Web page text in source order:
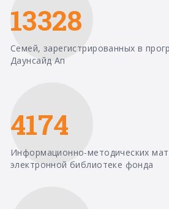
13328
Семей, зарегистрированных в
Даунсайд Ап
4174
Информационно-методических
электронной библиотеке фонда